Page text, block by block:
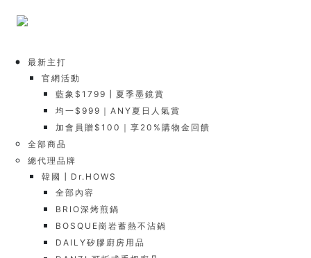
最新主打
官網活動
藍象$1799┃夏季墨鏡賞
均一$999｜ANY夏日人氣賞
加會員贈$100｜享20%購物金回饋
全部商品
總代理品牌
韓國┃Dr.HOWS
全部內容
BRIO深烤煎鍋
BOSQUE崗岩蓄熱不沾鍋
DAILY矽膠廚房用品